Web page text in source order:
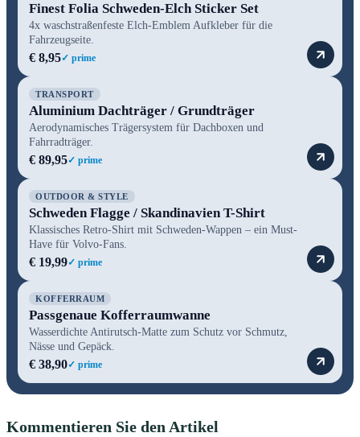
Finest Folia Schweden-Elch Sticker Set
4x waschstraßenfeste Elch-Emblem Aufkleber für die
Fahrzeugseite.
€ 8,95✓ prime
TRANSPORT
Aluminium Dachträger / Grundträger
Aerodynamisches Trägersystem für Dachboxen und
Fahrradträger.
€ 89,95✓ prime
OUTDOOR & STYLE
Schweden Flagge / Skandinavien T-Shirt
Klassisches Retro-Shirt mit Schweden-Wappen – ein Must-
Have für Volvo-Fans.
€ 19,99✓ prime
KOFFERRAUM
Passgenaue Kofferraumwanne
Wasserdichte Antirutsch-Matte zum Schutz vor Schmutz,
Nässe und Gepäck.
€ 38,90✓ prime
Kommentieren Sie den Artikel